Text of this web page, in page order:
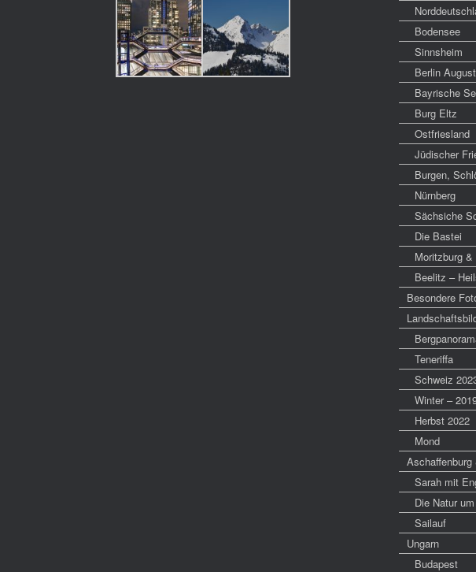
Bodensee
Sinnsheim
Berlin
Bayrische
Burg Eltz
Ostfriesland
Jüdischer
Burgen,
Nürnberg
Sächsiche
Die Bastei
Moritzburg
Beelitz –
Besondere
Teneriffa
Schweiz
Winter –
Herbst 2022
Mond
Aschaffenburg
Sarah mit
Die Natur
Sailauf
Ungarn
Budapest